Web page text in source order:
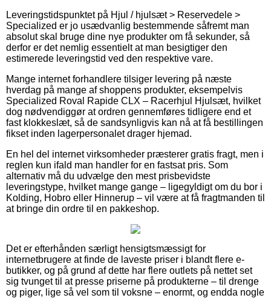
Leveringstidspunktet på Hjul / hjulsæt > Reservedele >
Specialized er jo usædvanlig bestemmende såfremt man
absolut skal bruge dine nye produkter om få sekunder, så
derfor er det nemlig essentielt at man besigtiger den
estimerede leveringstid ved den respektive vare.
Mange internet forhandlere tilsiger levering på næste
hverdag på mange af shoppens produkter, eksempelvis
Specialized Roval Rapide CLX – Racerhjul Hjulsæt, hvilket
dog nødvendiggør at ordren gennemføres tidligere end et
fast klokkeslæt, så de sandsynligvis kan nå at få bestillingen
fikset inden lagerpersonalet drager hjemad.
En hel del internet virksomheder præsterer gratis fragt, men i
reglen kun ifald man handler for en fastsat pris. Som
alternativ må du udvælge den mest prisbevidste
leveringstype, hvilket mange gange – ligegyldigt om du bor i
Kolding, Hobro eller Hinnerup – vil være at få fragtmanden til
at bringe din ordre til en pakkeshop.
Det er efterhånden særligt hensigtsmæssigt for
internetbrugere at finde de laveste priser i blandt flere e-
butikker, og på grund af dette har flere outlets på nettet set
sig tvunget til at presse priserne på produkterne – til drenge
og piger, lige så vel som til voksne – enormt, og endda nogle